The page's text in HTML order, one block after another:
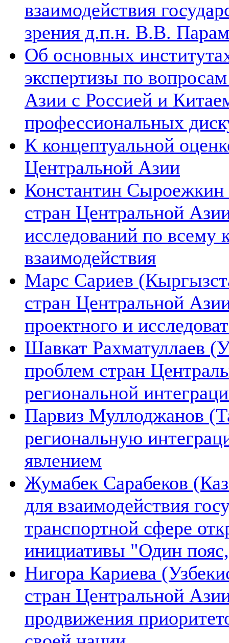
взаимодействия
зрения д.п.н. В.В.
Об основных
экспертизы по
Азии с Россией и
профессиональных
К концептуальной
Центральной Азии
Константин Сыроежкин
стран Центральной
исследований по всему
взаимодействия
Марс Сариев
стран Центральной
проектного и
Шавкат Рахматуллаев
проблем стран
региональной
Парвиз Муллоджанов
региональную
явлением
Жумабек Сарабеков
для взаимодействия
транспортной сфере
инициативы "Один
Нигора Кариева
стран Центральной
продвижения